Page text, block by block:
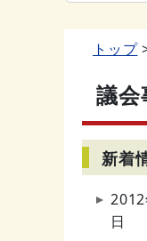
トップ
議会
新着
日